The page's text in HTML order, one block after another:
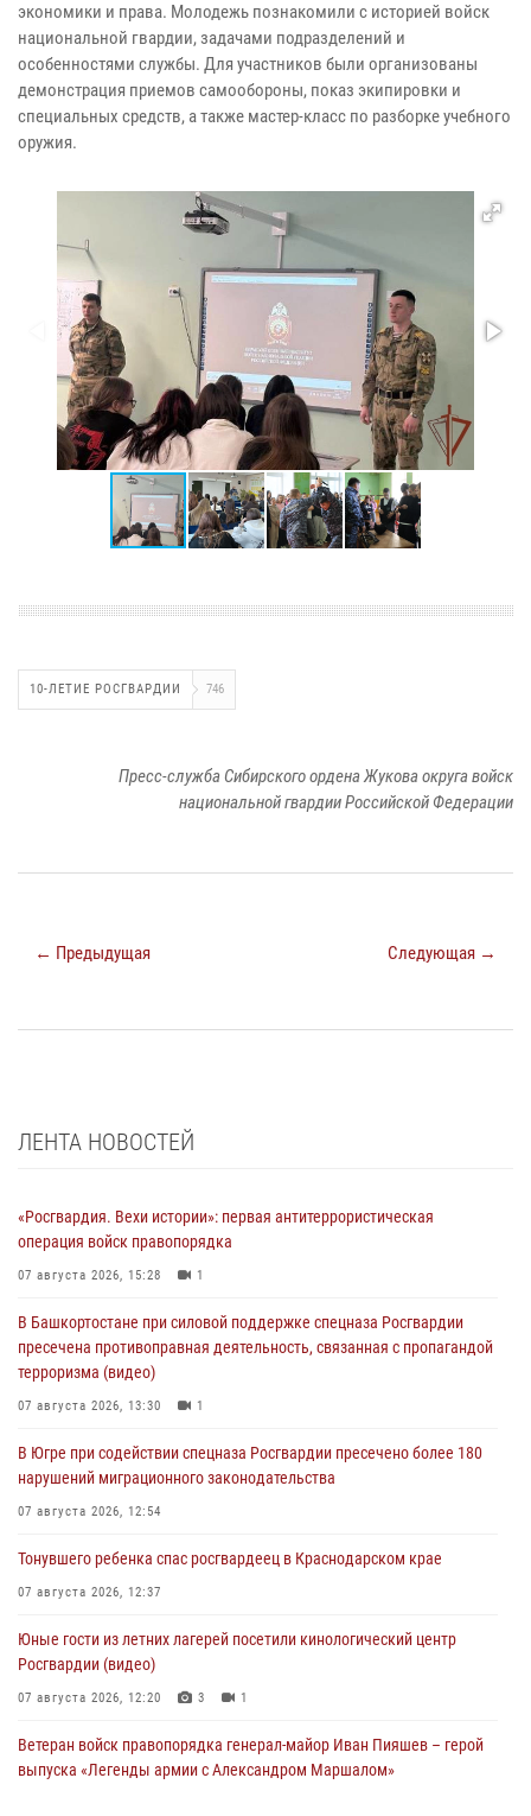
экономики и права. Молодежь познакомили с историей войск
национальной гвардии, задачами подразделений и
особенностями службы. Для участников были организованы
демонстрация приемов самообороны, показ экипировки и
специальных средств, а также мастер-класс по разборке учебного
оружия.
10-ЛЕТИЕ РОСГВАРДИИ 746
Пресс-служба Сибирского ордена Жукова округа войск
национальной гвардии Российской Федерации
← Предыдущая Следующая →
ЛЕНТА НОВОСТЕЙ
«Росгвардия. Вехи истории»: первая антитеррористическая
операция войск правопорядка
07 августа 2026, 15:28 1
В Башкортостане при силовой поддержке спецназа Росгвардии
пресечена противоправная деятельность, связанная с пропагандой
терроризма (видео)
07 августа 2026, 13:30 1
В Югре при содействии спецназа Росгвардии пресечено более 180
нарушений миграционного законодательства
07 августа 2026, 12:54
Тонувшего ребенка спас росгвардеец в Краснодарском крае
07 августа 2026, 12:37
Юные гости из летних лагерей посетили кинологический центр
Росгвардии (видео)
07 августа 2026, 12:20 3 1
Ветеран войск правопорядка генерал-майор Иван Пияшев – герой
выпуска «Легенды армии с Александром Маршалом»